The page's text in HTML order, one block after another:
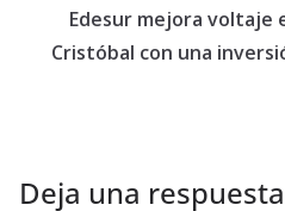
Edesur mejora voltaje
Cristóbal con una
Deja una respuesta